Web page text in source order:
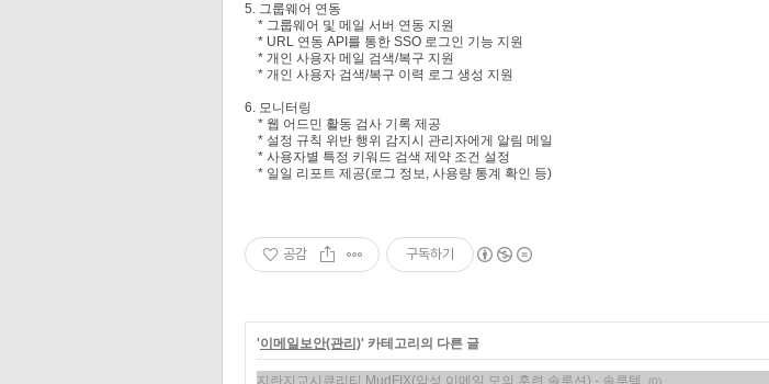
5. 그룹웨어 연동
* 그룹웨어 및 메일 서버 연동 지원
* URL 연동 API를 통한 SSO 로그인 기능 지원
* 개인 사용자 메일 검색/복구 지원
* 개인 사용자 검색/복구 이력 로그 생성 지원
6. 모니터링
* 웹 어드민 활동 검사 기록 제공
* 설정 규칙 위반 행위 감지시 관리자에게 알림 메일
* 사용자별 특정 키워드 검색 제약 조건 설정
* 일일 리포트 제공(로그 정보, 사용량 통계 확인 등)
공감 구독하기
'이메일보안(관리)' 카테고리의 다른 글
지란지교시큐리티 MudFIX(악성 이메일 모의 훈련 솔루션) - 솔루템 (0)